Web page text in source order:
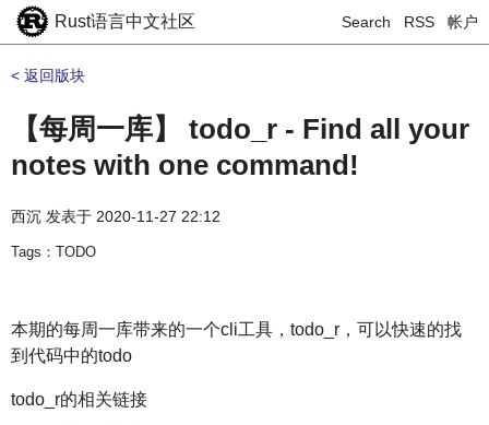
Rust语言中文社区 Search RSS 帐户
< 返回版块
【每周一库】 todo_r - Find all your
notes with one command!
西沉 发表于 2020-11-27 22:12
Tags：TODO
本期的每周一库带来的一个cli工具，todo_r，可以快速的找
到代码中的todo
todo_r的相关链接